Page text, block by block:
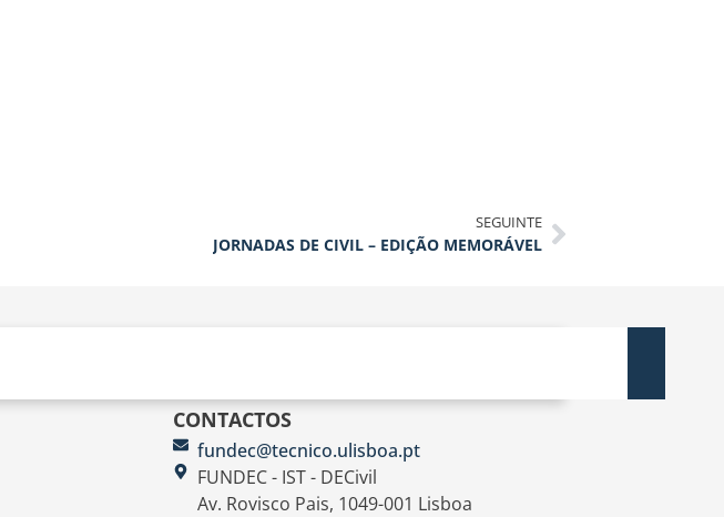
SEGUINTE
JORNADAS DE CIVIL – EDIÇÃO MEMORÁVEL
CONTACTOS
fundec@tecnico.ulisboa.pt
FUNDEC - IST - DECivil
Av. Rovisco Pais, 1049-001 Lisboa